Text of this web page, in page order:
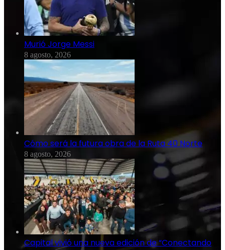
Murió Jorge Messi
8 agosto, 2026
Cómo será la futura obra de la Ruta 40 Norte
8 agosto, 2026
Capital vivió una nueva edición de “Conectando